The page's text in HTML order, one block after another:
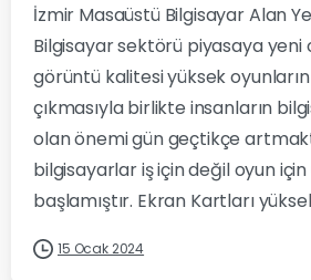
İzmir Masaüstü Bilgisayar Alan
Bilgisayar sektörü piyasaya yeni
görüntü kalitesi yüksek
çıkmasıyla birlikte insanların
olan önemi gün geçtikçe
bilgisayarlar iş için değil oyun
başlamıştır. Ekran Kartları
15 Ocak 2024